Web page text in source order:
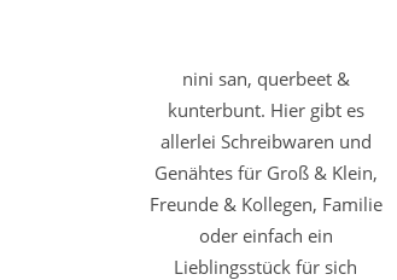
nini san, querbeet &
kunterbunt. Hier gibt es
allerlei Schreibwaren und
Genähtes für Groß & Klein,
Freunde & Kollegen, Familie
oder einfach ein
Lieblingsstück für sich